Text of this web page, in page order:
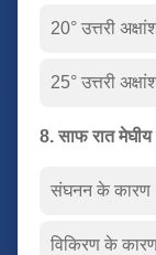
20° उत्तरी
25° उत्तरी
8. साफ रात मेघीय
संघनन के कारण
विकिरण के